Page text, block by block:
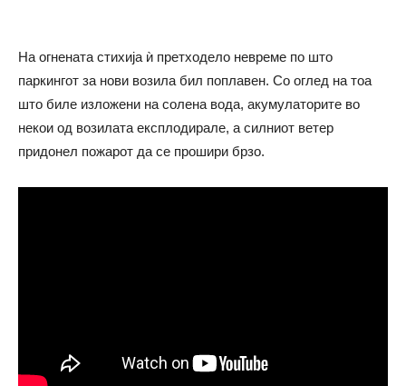
На огнената стихија ѝ претходело невреме по што
паркингот за нови возила бил поплавен. Со оглед на тоа
што биле изложени на солена вода, акумулаторите во
некои од возилата експлодирале, а силниот ветер
придонел пожарот да се прошири брзо.